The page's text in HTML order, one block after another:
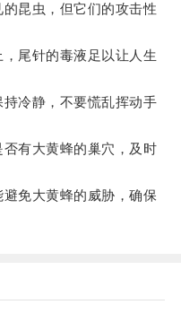
昆虫，但它们的攻击性
尾针的毒液足以让人生
冷静，不要慌乱挥动手
有大黄蜂的巢穴，及时
免大黄蜂的威胁，确保